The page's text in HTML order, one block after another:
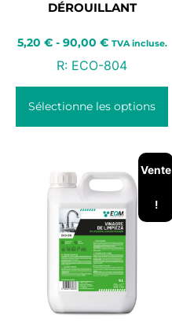
DÉROUILLANT
5,20 € - 90,00 € TVA incluse.
R: ECO-804
Sélectionne les options
Vente
!